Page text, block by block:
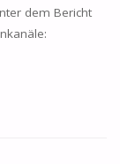
dem Bericht